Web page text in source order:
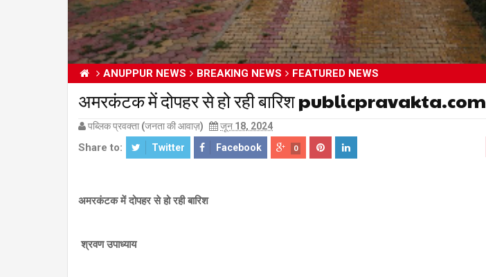
ANUPPUR NEWS BREAKING NEWS FEATURED NEWS
अमरकंटक में दोपहर से हो रही बारिश publicpravakta.com
पब्लिक प्रवक्ता (जनता की आवाज़) जून 18, 2024
Share to: Twitter Facebook 0
अमरकंटक में दोपहर से हो रही बारिश
श्रवण उपाध्याय